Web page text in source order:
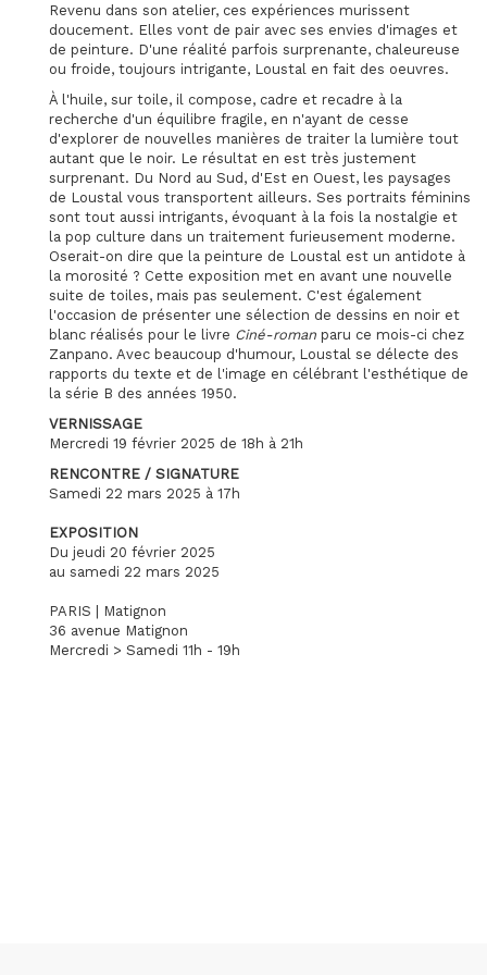
Revenu dans son atelier, ces expériences murissent
doucement. Elles vont de pair avec ses envies d'images et
de peinture. D'une réalité parfois surprenante, chaleureuse
ou froide, toujours intrigante, Loustal en fait des oeuvres.
À l'huile, sur toile, il compose, cadre et recadre à la
recherche d'un équilibre fragile, en n'ayant de cesse
d'explorer de nouvelles manières de traiter la lumière tout
autant que le noir. Le résultat en est très justement
surprenant. Du Nord au Sud, d'Est en Ouest, les paysages
de Loustal vous transportent ailleurs. Ses portraits féminins
sont tout aussi intrigants, évoquant à la fois la nostalgie et
la pop culture dans un traitement furieusement moderne.
Oserait-on dire que la peinture de Loustal est un antidote à
la morosité ? Cette exposition met en avant une nouvelle
suite de toiles, mais pas seulement. C'est également
l'occasion de présenter une sélection de dessins en noir et
blanc réalisés pour le livre Ciné-roman paru ce mois-ci chez
Zanpano. Avec beaucoup d'humour, Loustal se délecte des
rapports du texte et de l'image en célébrant l'esthétique de
la série B des années 1950.
VERNISSAGE
Mercredi 19 février 2025 de 18h à 21h
RENCONTRE / SIGNATURE
Samedi 22 mars 2025 à 17h
EXPOSITION
Du jeudi 20 février 2025
au samedi 22 mars 2025
PARIS | Matignon
36 avenue Matignon
Mercredi > Samedi 11h - 19h